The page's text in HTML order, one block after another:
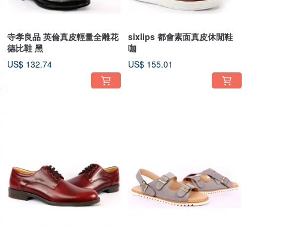
寺孝良品 英倫真皮輕量全雕花
德比鞋 黑
US$ 132.74
sixlips 都會素面真皮休閒鞋
咖
US$ 155.01